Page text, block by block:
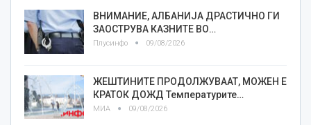
ВНИМАНИЕ, АЛБАНИЈА ДРАСТИЧНО ГИ
ЗАОСТРУВА КАЗНИТЕ ВО…
Плусинфо 09/08/2026
ЖЕШТИНИТЕ ПРОДОЛЖУВААТ, МОЖЕН Е
КРАТОК ДОЖД Температурите…
МИА 09/08/2026